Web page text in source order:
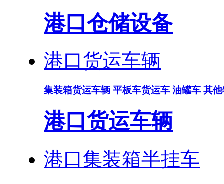
港口仓储设备
港口货运车辆
集装箱货运车辆 平板车货运车 油罐车 其
港口货运车辆
港口集装箱半挂车